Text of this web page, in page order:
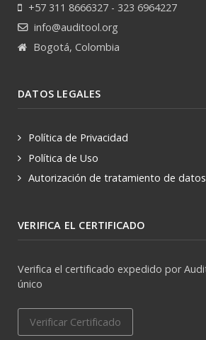
+57 311 8666327 - 323 6964227
info@auditool.org
Bogotá, Colombia
DATOS LEGALES
Política de Privacidad
Política de Uso
Autorización de tratamiento de
VERIFICA EL CERTIFICADO
Verifica el certificado expedido por
único
Verificar Certificado